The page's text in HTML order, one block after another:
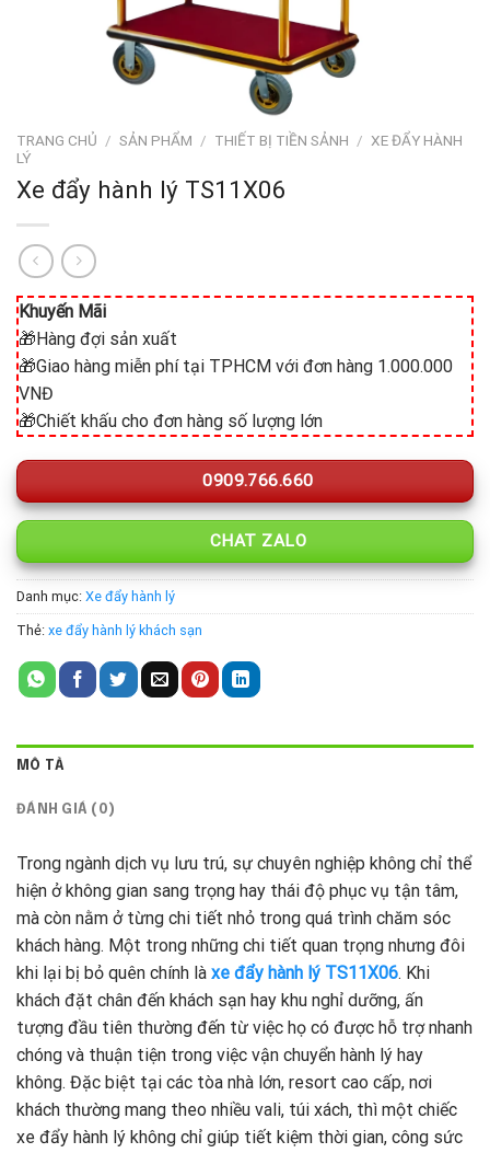
TRANG CHỦ / SẢN PHẨM / THIẾT BỊ TIỀN SẢNH / XE ĐẨY HÀNH
LÝ
Xe đẩy hành lý TS11X06
Khuyến Mãi
🎁Hàng đợi sản xuất
🎁Giao hàng miễn phí tại TPHCM với đơn hàng 1.000.000
VNĐ
🎁Chiết khấu cho đơn hàng số lượng lớn
0909.766.660
CHAT ZALO
Danh mục: Xe đẩy hành lý
Thẻ: xe đẩy hành lý khách sạn
MÔ TẢ
ĐÁNH GIÁ (0)
Trong ngành dịch vụ lưu trú, sự chuyên nghiệp không chỉ thể
hiện ở không gian sang trọng hay thái độ phục vụ tận tâm,
mà còn nằm ở từng chi tiết nhỏ trong quá trình chăm sóc
khách hàng. Một trong những chi tiết quan trọng nhưng đôi
khi lại bị bỏ quên chính là xe đẩy hành lý TS11X06. Khi
khách đặt chân đến khách sạn hay khu nghỉ dưỡng, ấn
tượng đầu tiên thường đến từ việc họ có được hỗ trợ nhanh
chóng và thuận tiện trong việc vận chuyển hành lý hay
không. Đặc biệt tại các tòa nhà lớn, resort cao cấp, nơi
khách thường mang theo nhiều vali, túi xách, thì một chiếc
xe đẩy hành lý không chỉ giúp tiết kiệm thời gian, công sức